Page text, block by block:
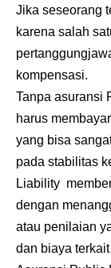
Jika seseorang
karena salah
kompensasi.
Tanpa asuransi
harus
yang bisa
pada stabilitas
Liability
dengan
atau penilaian
dan biaya